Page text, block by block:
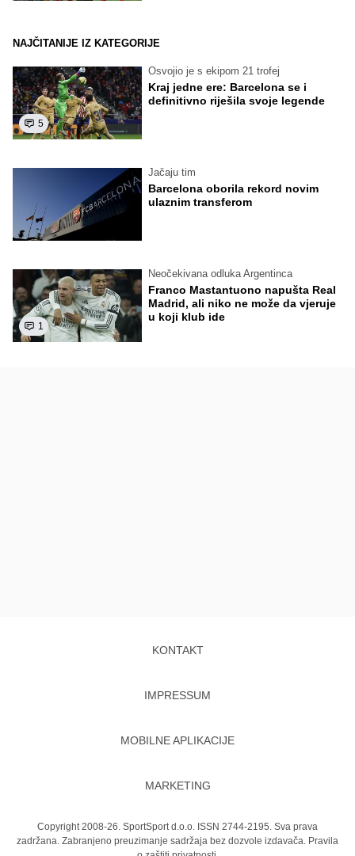
NAJČITANIJE IZ KATEGORIJE
5
Osvojio je s ekipom 21 trofej
Kraj jedne ere: Barcelona se i
definitivno riješila svoje legende
Jačaju tim
Barcelona oborila rekord novim
ulaznim transferom
1
Neočekivana odluka Argentinca
Franco Mastantuono napušta Real
Madrid, ali niko ne može da vjeruje
u koji klub ide
KONTAKT
IMPRESSUM
MOBILNE APLIKACIJE
MARKETING
Copyright 2008-26. SportSport d.o.o. ISSN 2744-2195. Sva prava
zadržana. Zabranjeno preuzimanje sadržaja bez dozvole izdavača. Pravila